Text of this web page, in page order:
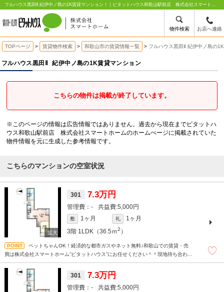
物件検索 お店へ連絡
フルハウス黒田Ⅱ 紀伊中ノ島の1K賃貸マンション！｜ピタットハウス和歌山駅前店 株式会社スマートホーム
TOPページ 賃貸物件検索 和歌山市の賃貸情報一覧 フルハウス黒田Ⅱ 紀伊中ノ島の
フルハウス黒田Ⅱ 紀伊中ノ島の1K賃貸マンション
こちらの物件は掲載が終了しています。
※このページの情報は広告情報ではありません。過去から現在までピタットハ
ウス和歌山駅前店 株式会社スマートホームのホームぺージに掲載されていた
物件情報を元に生成した参考情報です。
こちらのマンションの空室状況
301 7.3万円
- 5,000円
敷 1ヶ月 礼
1ヶ月
3階 1LDK（36.5ｍ2 ）
ペットちゃんOK！経済的な都市ガスやネット無料♪和歌山での賃貸・売
買は株式会社スマートホーム”ピタットハウス”にお任せください＾＾現地待ち合わせ
301 7.3万円
- 5,000円